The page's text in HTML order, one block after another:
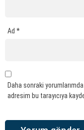
Ad *
Daha sonraki
adresim bu tarayıcıya